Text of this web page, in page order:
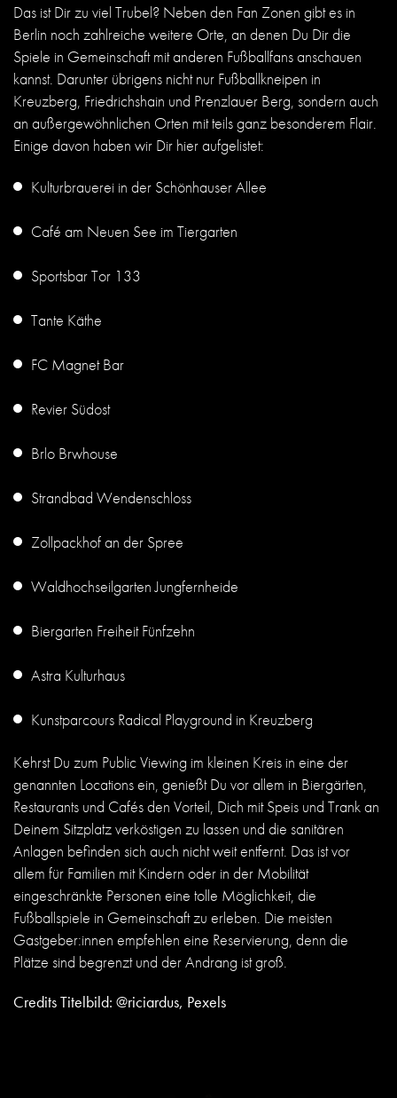
Das ist Dir zu viel Trubel? Neben den Fan Zonen gibt es in
Berlin noch zahlreiche weitere Orte, an denen Du Dir die
Spiele in Gemeinschaft mit anderen Fußballfans anschauen
kannst. Darunter übrigens nicht nur Fußballkneipen in
Kreuzberg, Friedrichshain und Prenzlauer Berg, sondern auch
an außergewöhnlichen Orten mit teils ganz besonderem Flair.
Einige davon haben wir Dir hier aufgelistet:
Kulturbrauerei in der Schönhauser Allee
Café am Neuen See im Tiergarten
Sportsbar Tor 133
Tante Käthe
FC Magnet Bar
Revier Südost
Brlo Brwhouse
Strandbad Wendenschloss
Zollpackhof an der Spree
Waldhochseilgarten Jungfernheide
Biergarten Freiheit Fünfzehn
Astra Kulturhaus
Kunstparcours Radical Playground in Kreuzberg
Kehrst Du zum Public Viewing im kleinen Kreis in eine der
genannten Locations ein, genießt Du vor allem in Biergärten,
Restaurants und Cafés den Vorteil, Dich mit Speis und Trank an
Deinem Sitzplatz verköstigen zu lassen und die sanitären
Anlagen befinden sich auch nicht weit entfernt. Das ist vor
allem für Familien mit Kindern oder in der Mobilität
eingeschränkte Personen eine tolle Möglichkeit, die
Fußballspiele in Gemeinschaft zu erleben. Die meisten
Gastgeber:innen empfehlen eine Reservierung, denn die
Plätze sind begrenzt und der Andrang ist groß.
Credits Titelbild: @riciardus, Pexels